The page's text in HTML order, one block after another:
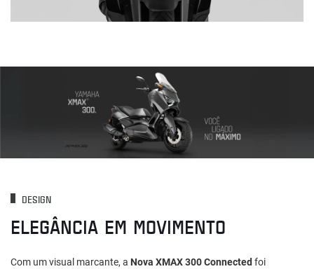
DESIGN
ELEGÂNCIA EM MOVIMENTO
Com um visual marcante, a Nova XMAX 300 Connected foi